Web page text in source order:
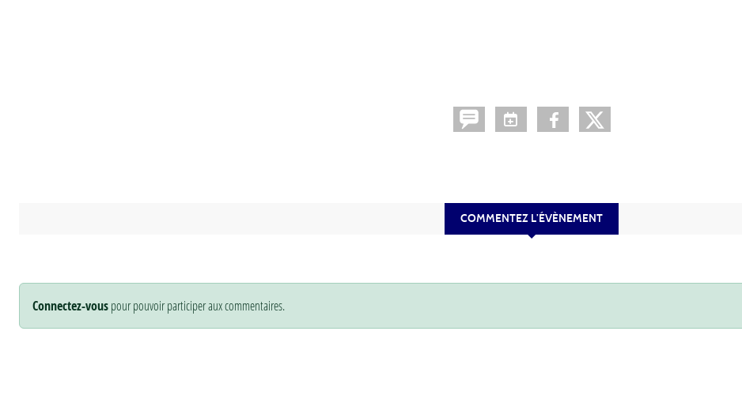
COMMENTEZ L’ÉVÈNEMENT
Connectez-vouspour pouvoir participer aux commentaires.